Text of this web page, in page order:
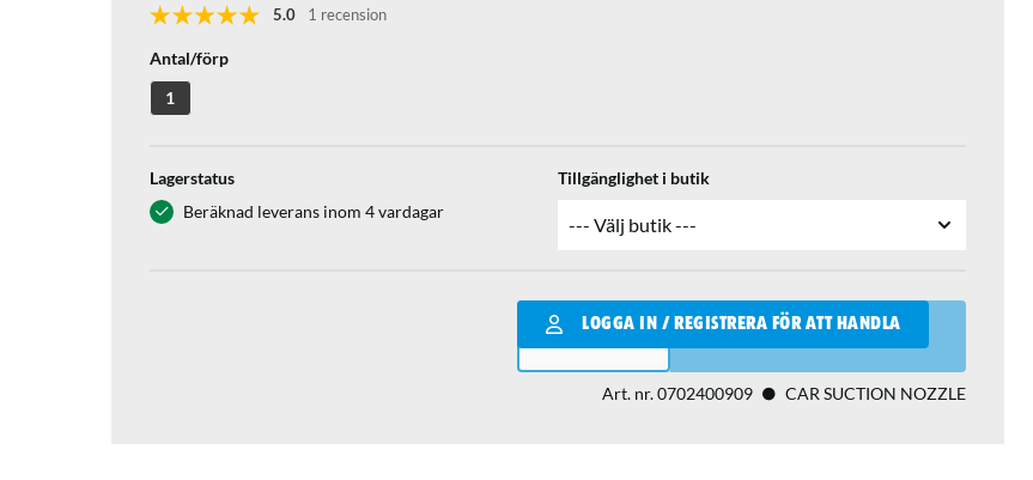
5.0 1 recension
Antal/förp
1
Lagerstatus
Beräknad leverans inom 4 vardagar
Tillgänglighet i butik
LOGGA IN / REGISTRERA FÖR ATT HANDLA
Qantity
LÄGG I VARUKORGEN
Art. nr.0702400909 CAR SUCTION NOZZLE